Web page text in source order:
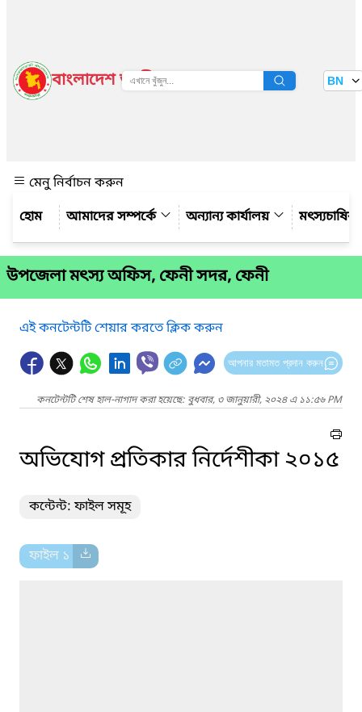
বাংলাদেশ জাতীয় তথ্য বাতায়ন BN
মেনু নির্বাচন করুন
আমাদের সম্পর্কে
অন্যান্য কার্যালয় মৎস্যচাষির
উপজেলা মৎস্য অফিস, ফেনী সদর, ফেনী
এই কনটেন্টটি শেয়ার করতে ক্লিক করুন
আপনার মতামত প্রদান করুন
কনটেন্টটি শেষ হাল-নাগাদ করা হয়েছে: বুধবার, ৩ জানুয়ারী, ২০২৪ এ ১১:৫৬ PM
অভিযোগ প্রতিকার নির্দেশীকা ২০১৫
কন্টেন্ট: ফাইল সমূহ
ফাইল ১